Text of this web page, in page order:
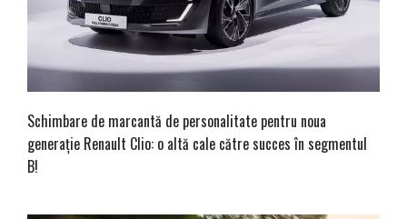
Schimbare de marcantă de personalitate pentru noua
generație Renault Clio: o altă cale către succes în segmentul
B!